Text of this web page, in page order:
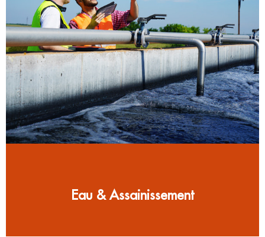
Eau & Assainissement